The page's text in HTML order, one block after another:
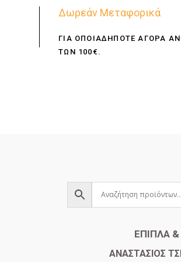
Δωρεάν Μεταφορικά
ΓΙΑ ΟΠΟΙΑΔΗΠΟΤΕ ΑΓΟΡΑ
ΤΩΝ 100€.
ΕΠΙΠΛΑ &
​ΑΝΑΣΤΑΣΙΟΣ